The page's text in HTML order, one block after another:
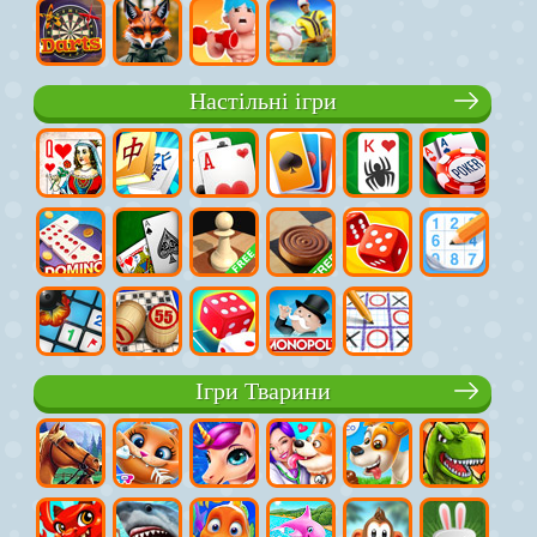
Настільні ігри
Ігри Тварини